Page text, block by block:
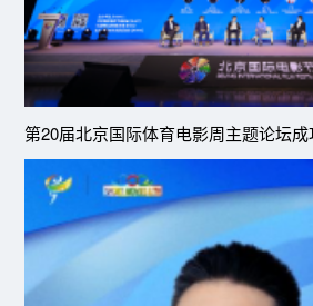
第20届北京国际体育电影周主题论坛